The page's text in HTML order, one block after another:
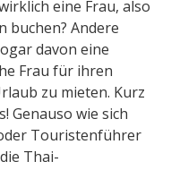
eine Frau, also
buchen? Andere
davon eine
Frau für ihren
zu mieten. Kurz
Genauso wie sich
Touristenführer
Thai-